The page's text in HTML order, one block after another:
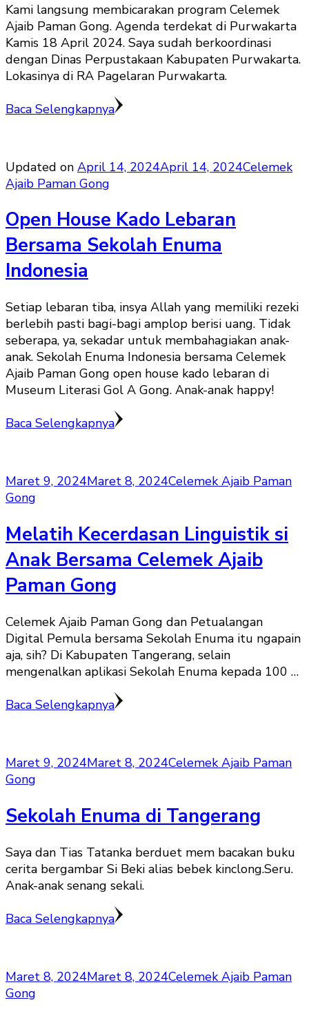
Kami langsung membicarakan program Celemek
Ajaib Paman Gong. Agenda terdekat di Purwakarta
Kamis 18 April 2024. Saya sudah berkoordinasi
dengan Dinas Perpustakaan Kabupaten Purwakarta.
Lokasinya di RA Pagelaran Purwakarta.
Baca Selengkapnya
Updated on April 14, 2024April 14, 2024Celemek
Ajaib Paman Gong
Open House Kado Lebaran
Bersama Sekolah Enuma
Indonesia
Setiap lebaran tiba, insya Allah yang memiliki rezeki
berlebih pasti bagi-bagi amplop berisi uang. Tidak
seberapa, ya, sekadar untuk membahagiakan anak-
anak. Sekolah Enuma Indonesia bersama Celemek
Ajaib Paman Gong open house kado lebaran di
Museum Literasi Gol A Gong. Anak-anak happy!
Baca Selengkapnya
Maret 9, 2024Maret 8, 2024Celemek Ajaib Paman
Gong
Melatih Kecerdasan Linguistik si
Anak Bersama Celemek Ajaib
Paman Gong
Celemek Ajaib Paman Gong dan Petualangan
Digital Pemula bersama Sekolah Enuma itu ngapain
aja, sih? Di Kabupaten Tangerang, selain
mengenalkan aplikasi Sekolah Enuma kepada 100 …
Baca Selengkapnya
Maret 9, 2024Maret 8, 2024Celemek Ajaib Paman
Gong
Sekolah Enuma di Tangerang
Saya dan Tias Tatanka berduet mem bacakan buku
cerita bergambar Si Beki alias bebek kinclong.Seru.
Anak-anak senang sekali.
Baca Selengkapnya
Maret 8, 2024Maret 8, 2024Celemek Ajaib Paman
Gong